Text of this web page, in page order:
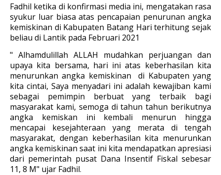
Fadhil ketika di konfirmasi media ini, mengatakan rasa
syukur luar biasa atas pencapaian penurunan angka
kemiskinan di Kabupaten Batang Hari terhitung sejak
beliau di Lantik pada Februari 2021
" Alhamdulillah ALLAH mudahkan perjuangan dan
upaya kita bersama, hari ini atas keberhasilan kita
menurunkan angka kemiskinan di Kabupaten yang
kita cintai, Saya menyadari ini adalah kewajiban kami
sebagai pemimpin berbuat yang terbaik bagi
masyarakat kami, semoga di tahun tahun berikutnya
angka kemiskan ini kembali menurun hingga
mencapai kesejahteraan yang merata di tengah
masyarakat, dengan keberhasilan kita menurunkan
angka kemiskinan saat ini kita mendapatkan apresiasi
dari pemerintah pusat Dana Insentif Fiskal sebesar
11, 8 M" ujar Fadhil.